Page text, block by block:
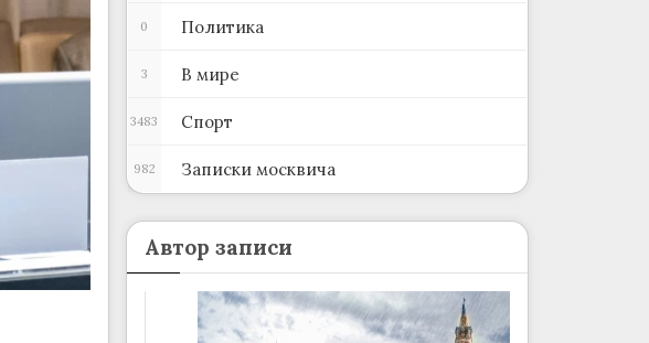
Политика
0
В мире
3
Спорт
3483
Записки москвича
982
Автор записи